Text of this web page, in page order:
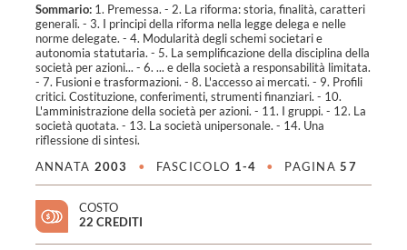
Sommario:1. Premessa. - 2. La riforma: storia, finalità, caratteri
generali. - 3. I principi della riforma nella legge delega e nelle
norme delegate. - 4. Modularità degli schemi societari e
autonomia statutaria. - 5. La semplificazione della disciplina della
società per azioni... - 6. ... e della società a responsabilità limitata.
- 7. Fusioni e trasformazioni. - 8. L'accesso ai mercati. - 9. Profili
critici. Costituzione, conferimenti, strumenti finanziari. - 10.
L'amministrazione della società per azioni. - 11. I gruppi. - 12. La
società quotata. - 13. La società unipersonale. - 14. Una
riflessione di sintesi.
ANNATA 2003 • FASCICOLO 1-4 • PAGINA57
COSTO
22 CREDITI